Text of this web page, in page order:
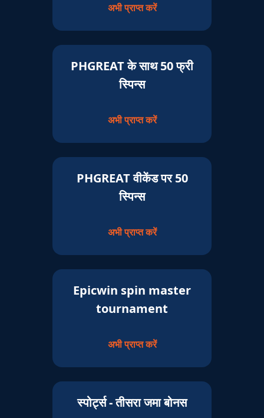
अभी प्राप्त करें
PHGREAT के साथ 50 फ्री
स्पिन्स
अभी प्राप्त करें
PHGREAT वीकेंड पर 50
स्पिन्स
अभी प्राप्त करें
Epicwin spin master
tournament
अभी प्राप्त करें
स्पोर्ट्स - तीसरा जमा बोनस